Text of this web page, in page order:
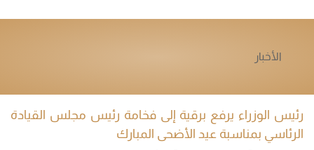
الأخبار
رئيس الوزراء يرفع برقية إلى فخامة رئيس مجلس القيادة
الرئاسي بمناسبة عيد الأضحى المبارك